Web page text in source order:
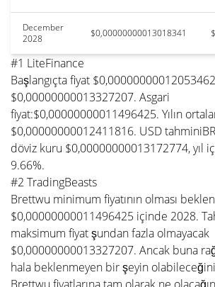
December
2028
$0,00000000013018341
#1 LiteFinance
Başlangıçta fiyat
$0,00000000013327207. Asgari
fiyat:$0,00000000011496425. Yılın
$0,00000000012411816. USD
döviz kuru $0,00000000013172774, yıl
9.66%.
#2 TradingBeasts
Brettwu minimum fiyatının olması
$0,00000000011496425 içinde 2028.
maksimum fiyat şundan fazla olmayacak
$0,00000000013327207. Ancak buna
hala beklenmeyen bir şeyin